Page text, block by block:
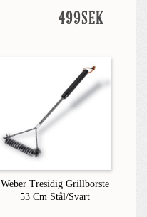
499SEK
Weber Tresidig Grillborste
53 Cm Stål/Svart